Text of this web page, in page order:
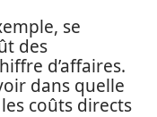
se
des
d’affaires.
dans quelle
coûts directs